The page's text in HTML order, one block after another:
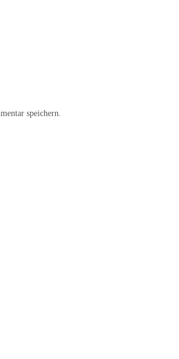
speichern.